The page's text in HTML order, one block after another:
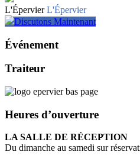
L'Épervier L'Épervier
Discutons Maintenant
Événement
Traiteur
Heures d’ouverture
LA SALLE DE RÉCEPTION
Du dimanche au samedi sur